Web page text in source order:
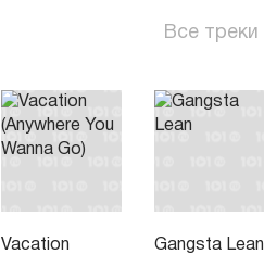
Все треки
Vacation
Gangsta Lean